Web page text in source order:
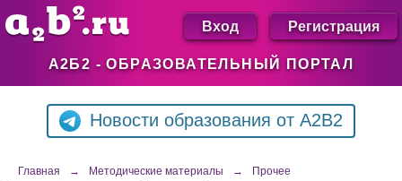
А2Б2 - ОБРАЗОВАТЕЛЬНЫЙ ПОРТАЛ
Вход Регистрация
Новости образования от A2B2
Главная → Методические материалы → Прочее